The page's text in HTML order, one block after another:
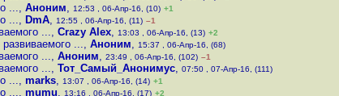
..., Аноним, 12:53 , 06-Апр-16, (10) +1
..., DmA, 12:55 , 06-Апр-16, (11) –1
..., Crazy Alex, 13:03 , 06-Апр-16, (13) +2
..., Аноним, 15:37 , 06-Апр-16, (68)
..., Аноним, 23:49 , 06-Апр-16, (102) –1
..., Тот_Самый_Анонимус, 07:50 , 07-Апр-16, (111)
..., marks, 13:07 , 06-Апр-16, (14) +1
..., mumu, 13:16 , 06-Апр-16, (17) +2